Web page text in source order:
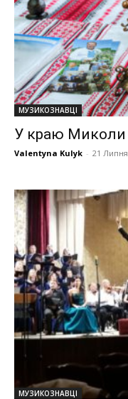
МУЗИКОЗНАВЦІ
У краю Миколи
Valentyna Kulyk - 21
МУЗИКОЗНАВЦІ